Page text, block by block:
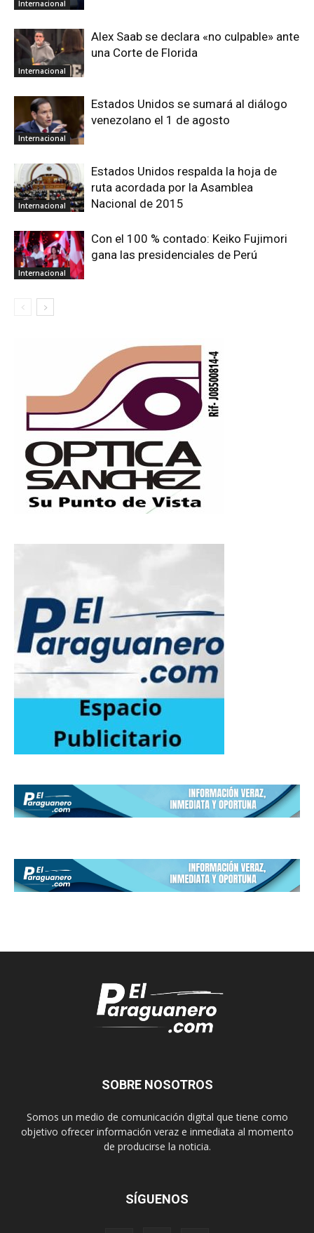
Internacional
Internacional
Alex Saab se declara «no culpable» ante
una Corte de Florida
Internacional
Estados Unidos se sumará al diálogo
venezolano el 1 de agosto
Internacional
Estados Unidos respalda la hoja de
ruta acordada por la Asamblea
Nacional de 2015
Internacional
Con el 100 % contado: Keiko Fujimori
gana las presidenciales de Perú
SOBRE NOSOTROS
Somos un medio de comunicación digital que tiene como
objetivo ofrecer información veraz e inmediata al momento
de producirse la noticia.
SÍGUENOS